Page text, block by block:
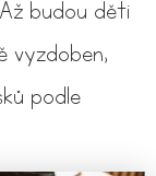
budou děti
vyzdoben,
podle